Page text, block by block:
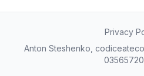
Privacy
Anton Steshenko,